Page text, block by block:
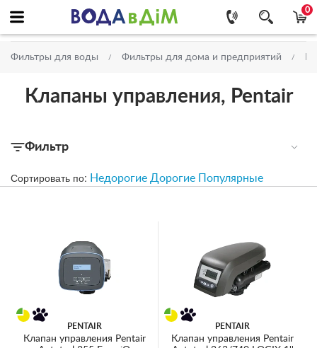
0
Фильтры для воды Фильтры для дома и предприятий
Клапаны управления, Pentair
Фильтр
Сортировать по: Недорогие Дорогие Популярные
PENTAIR
Клапан управления Pentair
PENTAIR
Клапан управления Pentair